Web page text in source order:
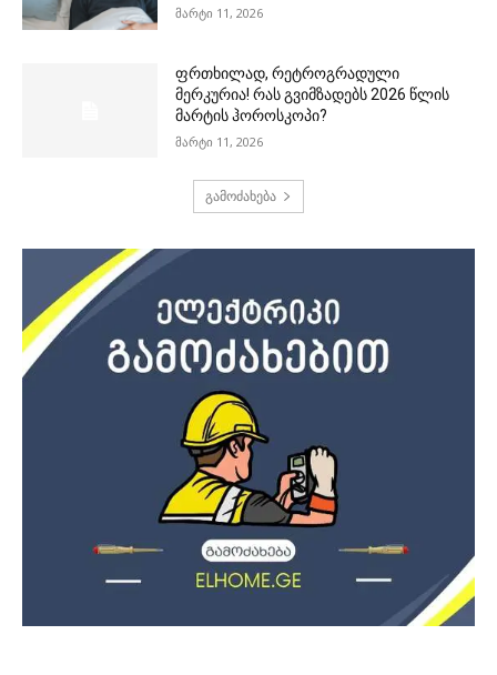
მარტი 11, 2026
ფრთხილად, რეტროგრადული
მერკურია! რას გვიმზადებს 2026 წლის
მარტის ჰოროსკოპი?
მარტი 11, 2026
გამოძახება